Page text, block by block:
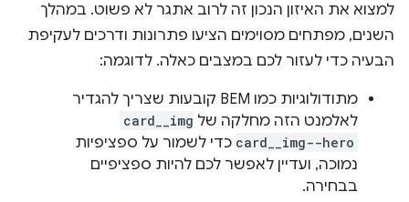
למצוא את האיזון הנכון זה לרוב אתגר לא פשוט. במהלך
השנים, מפתחים מסוימים הציעו פתרונות ודרכים לעקיפת
הבעיה כדי לעזור לכם במצבים כאלה. לדוגמה:
מתודולוגיות כמו BEM קובעות שצריך להגדיר
לאלמנט הזה מחלקה של card__img
card__img--hero כדי לשמור על ספציפיות
נמוכה, ועדיין לאפשר לכם להיות ספציפיים
בבחירה.